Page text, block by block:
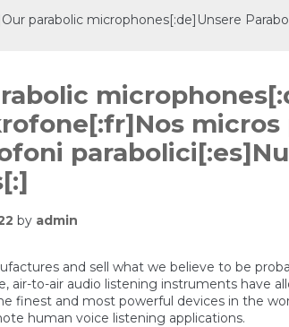
parabolic microphones[:de]Unsere
by admin
and sell what we believe to be
air-to-air audio listening instruments have
finest and most powerful devices in the
human voice listening applications.